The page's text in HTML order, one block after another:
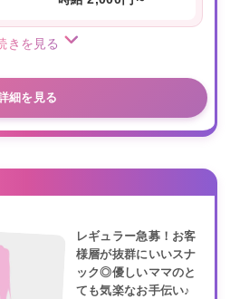
きを見る
細を見る
レギュラー急募！お客
様層が抜群にいいスナ
ック◎優しいママのと
ても気楽なお手伝い♪